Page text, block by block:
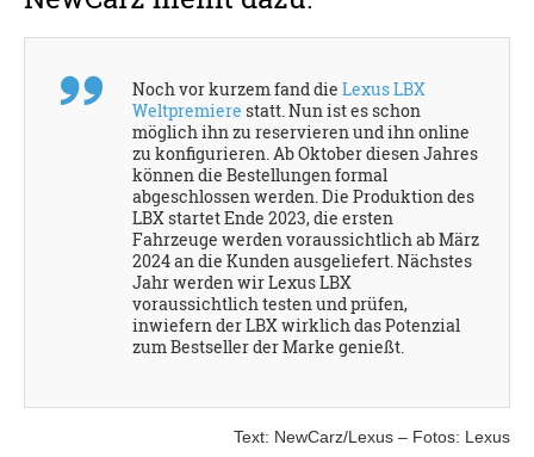
Noch vor kurzem fand die Lexus LBX
Weltpremiere statt. Nun ist es schon
möglich ihn zu reservieren und ihn online
zu konfigurieren. Ab Oktober diesen Jahres
können die Bestellungen formal
abgeschlossen werden. Die Produktion des
LBX startet Ende 2023, die ersten
Fahrzeuge werden voraussichtlich ab März
2024 an die Kunden ausgeliefert. Nächstes
Jahr werden wir Lexus LBX
voraussichtlich testen und prüfen,
inwiefern der LBX wirklich das Potenzial
zum Bestseller der Marke genießt.
Text: NewCarz/Lexus – Fotos: Lexus